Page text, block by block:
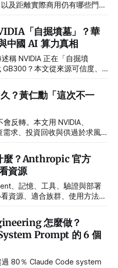
及距離實際商用仍有哪些門
「自掘墳墓」？華
中國 AI 算力真相
稱 NVIDIA 正在「自掘墳
？本文從來源可信度、
？黃仁勳「這次不一
反轉。本文用 NVIDIA、
求、投資回收與供過於求風
麼？Anthropic 官方
資源
、記憶、工具、驗證與部署
資源、適合族群、使用方法與
怎麼做？
Prompt 的 6 個
80％ Claude Code system